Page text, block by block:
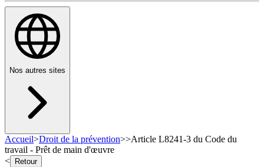
Nos autres sites
Accueil>Droit de la prévention>>Article L8241-3 du Code du
travail - Prêt de main d'œuvre
<
Retour